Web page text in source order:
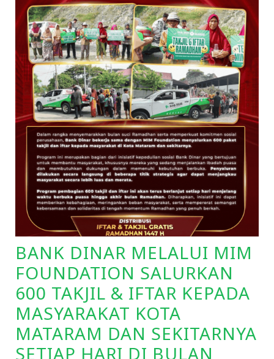
BANK DINAR MELALUI MIM
FOUNDATION SALURKAN
600 TAKJIL & IFTAR KEPADA
MASYARAKAT KOTA
MATARAM DAN SEKITARNYA
SETIAP HARI DI BULAN